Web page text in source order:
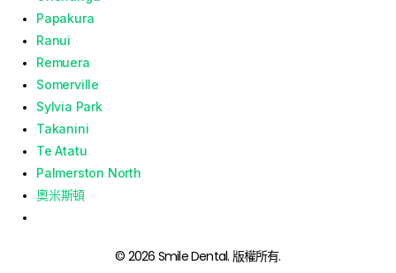
Papakura
Ranui
Remuera
Somerville
Sylvia Park
Takanini
Te Atatu
Palmerston North
奧米斯頓
© 2026 Smile Dental. 版權所有.